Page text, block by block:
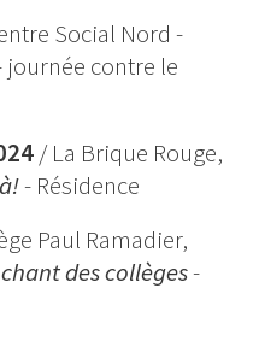
Social Nord -
journée contre le
/ La Brique Rouge,
- Résidence
Paul Ramadier,
des collèges-